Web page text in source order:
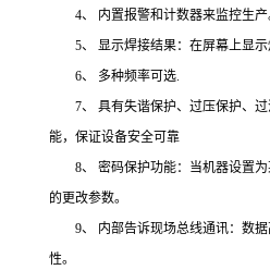
4、 内置报警和计数器来监控生产
5、 显示焊接结果：在屏幕上显示
6、 多种频率可选.
7、 具有失谐保护、过压保护、过
能，保证设备安全可靠
8、 密码保护功能：当机器设置为
的更改参数。
9、 内部告诉现场总线通讯：数据
性。